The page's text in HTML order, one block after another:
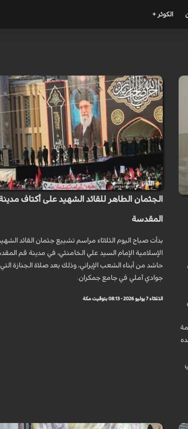
الكوثر +
الجثمان الطاهر للقائد الشهيد على أكتاف
المقدسة
بدأت صباح اليوم الثلاثاء مراسم تشييع جثمان القائد
الإسلامية الإمام السيد علي الخامنئي، في مدينة قم
حاشد من أبناء الشعب الإيراني، وذلك بعد صلاة الجنازة التي
جوادي آملي في جامع جمكران.
الثلاثاء 7 يوليو 2026 - 08:13 بتوقيت مكة